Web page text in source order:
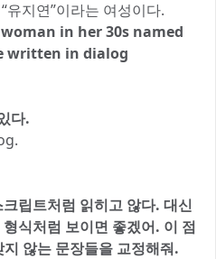
유지연”이라는 여성이다.
in her 30s named
written in dialog
다.
립트처럼 읽히고 않다. 대신
식처럼 보이면 좋겠어. 이 점
않는 문장들을 교정해줘.